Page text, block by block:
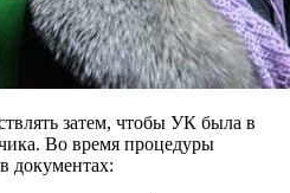
затем, чтобы УК была в
Во время процедуры
документах: